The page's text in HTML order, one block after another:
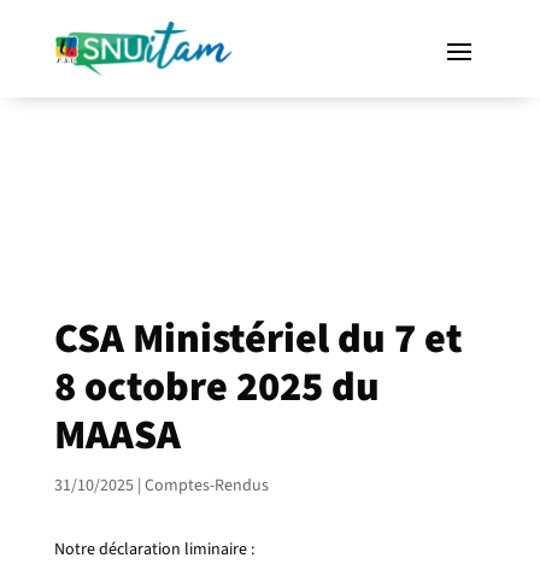
CSA Ministériel du 7 et
8 octobre 2025 du
MAASA
31/10/2025| Comptes-Rendus
Notre déclaration liminaire :